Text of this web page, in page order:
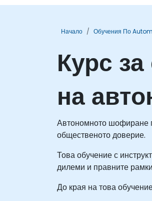
Начало Обучения По
Курс
на
Автономното шофиране
общественото доверие.
Това обучение с
дилеми и правните
До края на това